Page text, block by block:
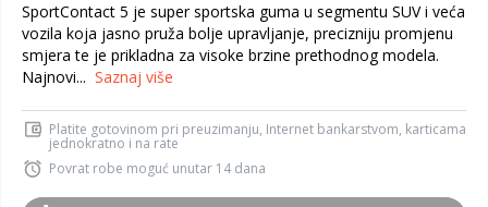
SportContact 5 je super sportska guma u segmentu SUV i veća
vozila koja jasno pruža bolje upravljanje, precizniju promjenu
smjera te je prikladna za visoke brzine prethodnog modela.
Najnovi... Saznaj više
Platite gotovinom pri preuzimanju, Internet bankarstvom, karticama
jednokratno i na rate
Povrat robe moguć unutar 14 dana